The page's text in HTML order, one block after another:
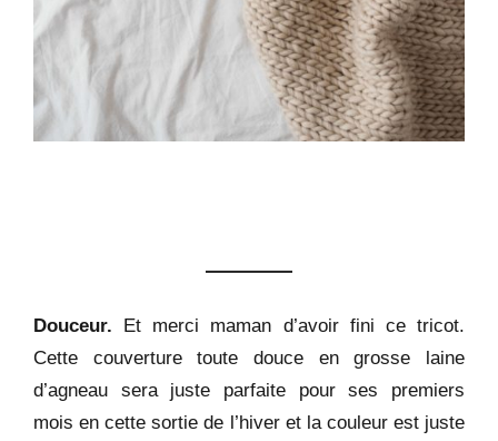
Douceur. Et merci maman d’avoir fini ce tricot.
Cette couverture toute douce en grosse laine
d’agneau sera juste parfaite pour ses premiers
mois en cette sortie de l’hiver et la couleur est juste